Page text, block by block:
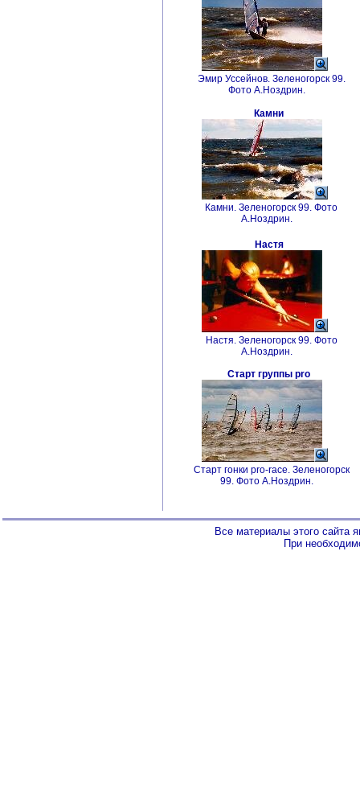
Эмир Уссейнов. Зеленогорск 99.
Фото А.Ноздрин.
Камни
Камни. Зеленогорск 99. Фото
А.Ноздрин.
Настя
Настя. Зеленогорск 99. Фото
А.Ноздрин.
Старт группы pro
Старт гонки pro-race. Зеленогорск
99. Фото А.Ноздрин.
Все материалы этого сайта
При